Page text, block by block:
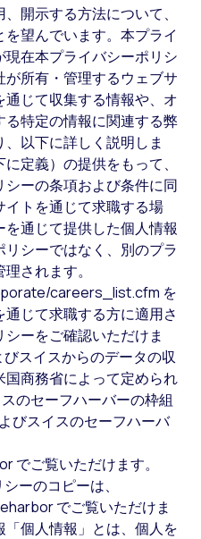
開示する方法について、
望んでいます。本プライ
在本プライバシーポリシ
所有・管理するウェブサ
じて収集する情報や、オ
特定の情報に関連する弊
以下に詳しく説明しま
定義）の提供をもって、
ーの条項および条件に同
トを通じて求職する場
通じて提供した個人情報
シーではなく、別のプラ
されます。
careers_list.cfm を
じて求職する方に適用さ
ーをご確認いただけま
スイスからのデータの収
商務省によって定められ
のセーフハーバーの枠組
びスイスのセーフハーバ
ご覧いただけます。
ーのコピーは、
でご覧いただけま
個人情報」とは、個人を